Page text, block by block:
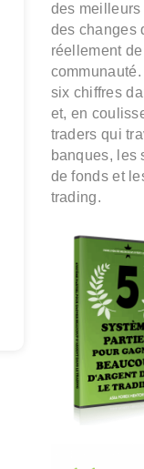
des meilleurs
des changes
réellement
six chiffres
et, en
traders qui
banques, les
de fonds et
trading.